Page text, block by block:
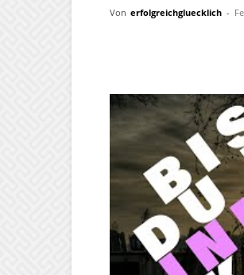
Von erfolgreichgluecklich -